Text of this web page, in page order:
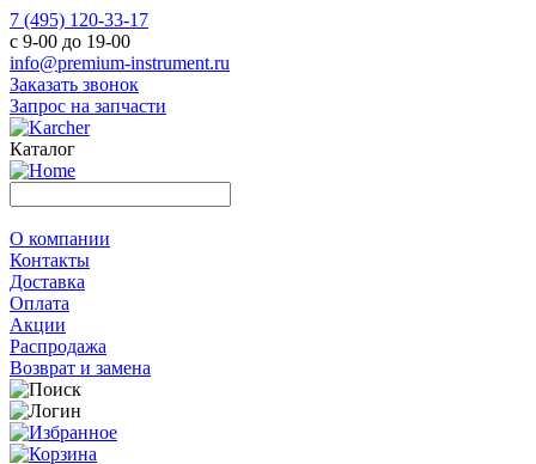
7 (495) 120-33-17
с 9-00 до 19-00
info@premium-instrument.ru
Заказать звонок
Запрос на запчасти
Каталог
О компании
Контакты
Доставка
Оплата
Акции
Распродажа
Возврат и замена